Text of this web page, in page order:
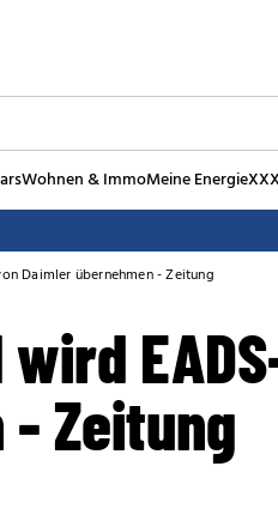
Wohnen & ImmoMeine Energie
Daimler übernehmen - Zeitung
Zeitung